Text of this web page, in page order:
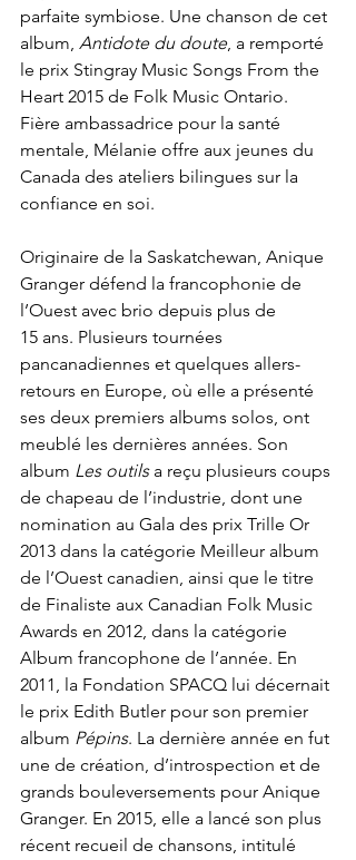
parfaite symbiose. Une chanson de cet
album, Antidote du doute, a remporté
le prix Stingray Music Songs From the
Heart 2015 de Folk Music Ontario.
Fière ambassadrice pour la santé
mentale, Mélanie offre aux jeunes du
Canada des ateliers bilingues sur la
confiance en soi.
Originaire de la Saskatchewan, Anique
Granger défend la francophonie de
l’Ouest avec brio depuis plus de
15 ans. Plusieurs tournées
pancanadiennes et quelques allers-
retours en Europe, où elle a présenté
ses deux premiers albums solos, ont
meublé les dernières années. Son
album Les outils a reçu plusieurs coups
de chapeau de l’industrie, dont une
nomination au Gala des prix Trille Or
2013 dans la catégorie Meilleur album
de l’Ouest canadien, ainsi que le titre
de Finaliste aux Canadian Folk Music
Awards en 2012, dans la catégorie
Album francophone de l’année. En
2011, la Fondation SPACQ lui décernait
le prix Edith Butler pour son premier
album Pépins. La dernière année en fut
une de création, d’introspection et de
grands bouleversements pour Anique
Granger. En 2015, elle a lancé son plus
récent recueil de chansons, intitulé